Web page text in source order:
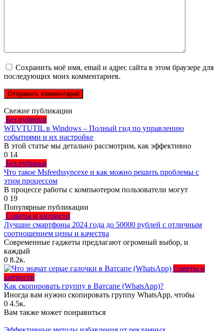
Сохранить моё имя, email и адрес сайта в этом браузере для
последующих моих комментариев.
Свежие публикации
Без рубрики
WEVTUTIL в Windows – Полный гид по управлению
событиями и их настройке
В этой статье мы детально рассмотрим, как эффективно
0 14
Без рубрики
Что такое Msfeedssyncexe и как можно решить проблемы с
этим процессом
В процессе работы с компьютером пользователи могут
0 19
Популярные публикации
Советы и хитрости
Лучшие смартфоны 2024 года до 50000 рублей с отличным
соотношением цены и качества
Современные гаджеты предлагают огромный выбор, и
каждый
0 8.2к.
Советы и
хитрости
Как скопировать группу в Ватсапе (WhatsApp)?
Иногда вам нужно скопировать группу WhatsApp, чтобы
0 4.5к.
Вам также может понравиться